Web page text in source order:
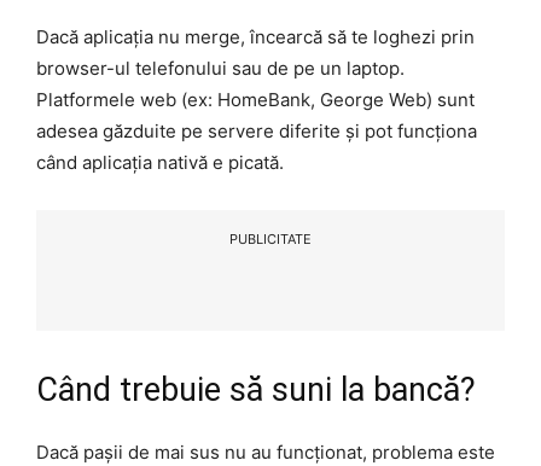
Dacă aplicația nu merge, încearcă să te loghezi prin
browser-ul telefonului sau de pe un laptop.
Platformele web (ex: HomeBank, George Web) sunt
adesea găzduite pe servere diferite și pot funcționa
când aplicația nativă e picată.
PUBLICITATE
Când trebuie să suni la bancă?
Dacă pașii de mai sus nu au funcționat, problema este